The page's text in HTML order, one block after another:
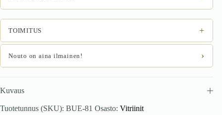
TOIMITUS +
Nouto on aina ilmainen! ›
Kuvaus
Tuotetunnus (SKU): BUE-81 Osasto: Vitriinit